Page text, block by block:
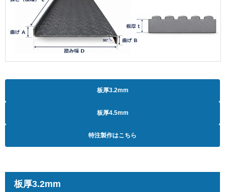
板厚3.2mm
板厚4.5mm
特注製作はこちら
板厚3.2mm